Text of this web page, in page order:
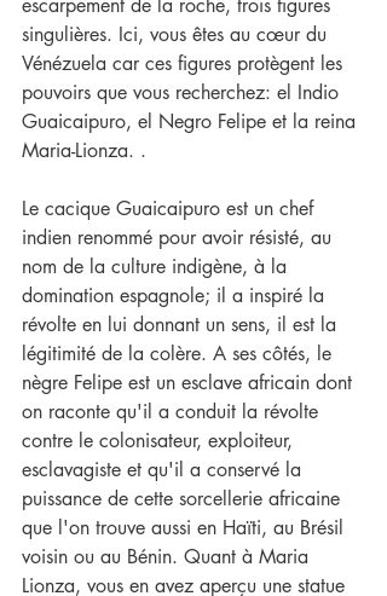
escarpement de la roche, trois figures
singulières. Ici, vous êtes au cœur du
Vénézuela car ces figures protègent les
pouvoirs que vous recherchez: el Indio
Guaicaipuro, el Negro Felipe et la reina
Maria-Lionza. .
Le cacique Guaicaipuro est un chef
indien renommé pour avoir résisté, au
nom de la culture indigène, à la
domination espagnole; il a inspiré la
révolte en lui donnant un sens, il est la
légitimité de la colère. A ses côtés, le
nègre Felipe est un esclave africain dont
on raconte qu'il a conduit la révolte
contre le colonisateur, exploiteur,
esclavagiste et qu'il a conservé la
puissance de cette sorcellerie africaine
que l'on trouve aussi en Haïti, au Brésil
voisin ou au Bénin. Quant à Maria
Lionza, vous en avez aperçu une statue